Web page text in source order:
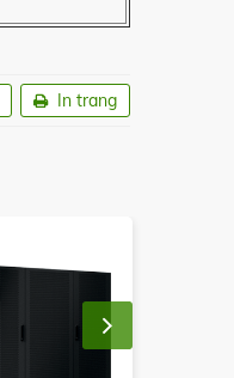
In trang